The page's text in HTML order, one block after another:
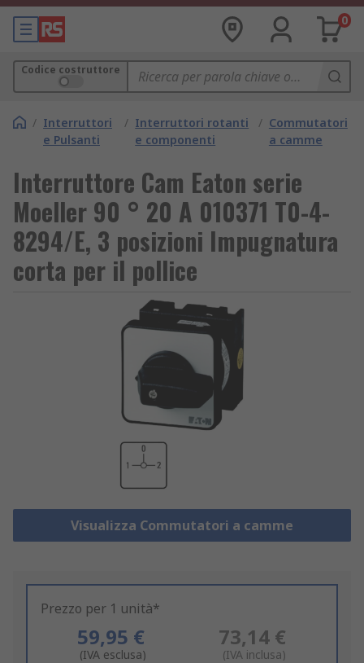
0
Codice costruttore
/ Interruttori
e Pulsanti
/ Interruttori rotanti
e componenti
/ Commutatori
a camme
Interruttore Cam Eaton serie
Moeller 90 ° 20 A 010371 T0-4-
8294/E, 3 posizioni Impugnatura
corta per il pollice
Visualizza Commutatori a camme
Prezzo per 1 unità*
59,95 €
(IVA esclusa)
73,14 €
(IVA inclusa)